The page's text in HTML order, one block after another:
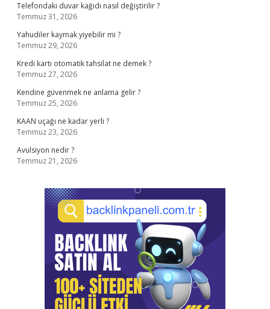
Telefondaki duvar kağıdı nasıl değiştirilir ?
Temmuz 31, 2026
Yahudiler kaymak yiyebilir mi ?
Temmuz 29, 2026
Kredi kartı otomatik tahsilat ne demek ?
Temmuz 27, 2026
Kendine güvenmek ne anlama gelir ?
Temmuz 25, 2026
KAAN uçağı ne kadar yerli ?
Temmuz 23, 2026
Avulsiyon nedir ?
Temmuz 21, 2026